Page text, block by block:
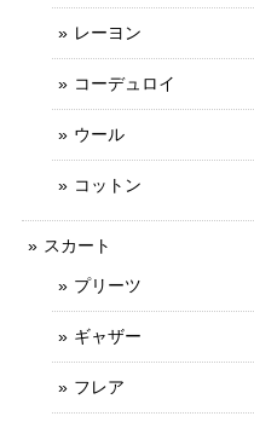
レーヨン
コーデュロイ
ウール
コットン
スカート
プリーツ
ギャザー
フレア